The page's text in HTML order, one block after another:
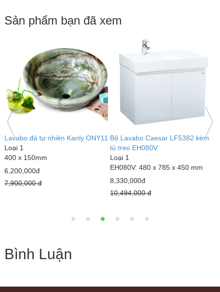
Sản phẩm bạn đã xem
Lavabo đá tự nhiên Kanly ONY11
Loại 1
400 x 150mm
6,200,000đ
7,900,000 đ
Bộ Lavabo Caesar LF5382 kèm
tủ treo EH080V
Loại 1
EH080V: 480 x 785 x 450 mm
8,330,000đ
10,494,000 đ
Bình Luận